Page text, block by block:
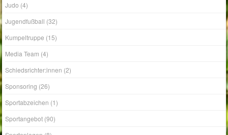
Judo (4)
Jugendfußball (32)
Kumpeltruppe (15)
Media Team (4)
Schiedsrichter:innen (2)
Sponsoring (26)
Sportabzeichen (1)
Sportangebot (90)